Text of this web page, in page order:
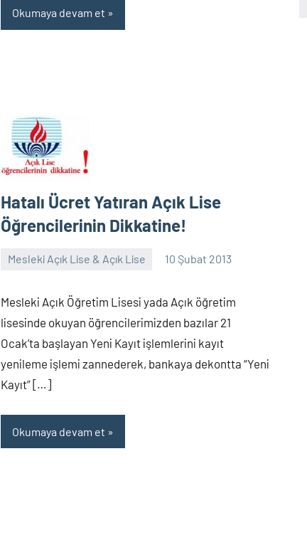
Okumaya devam et
Hatalı Ücret Yatıran Açık Lise
Öğrencilerinin Dikkatine!
Mesleki Açık Lise & Açık Lise 10 Şubat 2013
alperturkoglu
Mesleki Açık Öğretim Lisesi yada Açık öğretim
lisesinde okuyan öğrencilerimizden bazılar 21
Ocak’ta başlayan Yeni Kayıt işlemlerini kayıt
yenileme işlemi zannederek, bankaya dekontta “Yeni
Kayıt” […]
Okumaya devam et